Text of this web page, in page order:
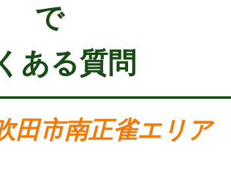
で
ある質問
田市南正雀エリア